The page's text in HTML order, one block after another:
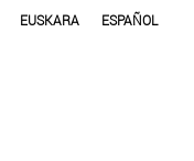
EUSKARA ESPAÑOL